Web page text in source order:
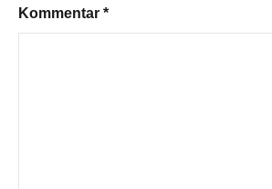
Kommentar *